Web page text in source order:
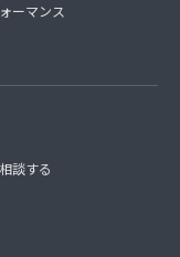
ーマンス
談する